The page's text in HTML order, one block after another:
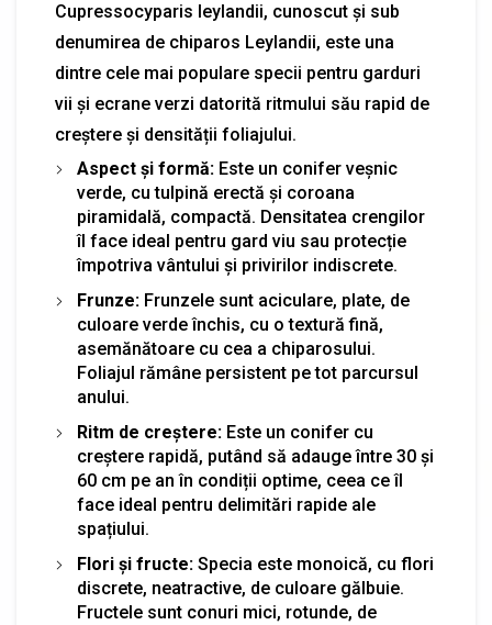
Cupressocyparis leylandii, cunoscut și sub
denumirea de chiparos Leylandii, este una
dintre cele mai populare specii pentru garduri
vii și ecrane verzi datorită ritmului său rapid de
creștere și densității foliajului.
Aspect și formă: Este un conifer veșnic
verde, cu tulpină erectă și coroana
piramidală, compactă. Densitatea crengilor
îl face ideal pentru gard viu sau protecție
împotriva vântului și privirilor indiscrete.
Frunze: Frunzele sunt aciculare, plate, de
culoare verde închis, cu o textură fină,
asemănătoare cu cea a chiparosului.
Foliajul rămâne persistent pe tot parcursul
anului.
Ritm de creștere: Este un conifer cu
creștere rapidă, putând să adauge între 30 și
60 cm pe an în condiții optime, ceea ce îl
face ideal pentru delimitări rapide ale
spațiului.
Flori și fructe: Specia este monoică, cu flori
discrete, neatractive, de culoare gălbuie.
Fructele sunt conuri mici, rotunde, de